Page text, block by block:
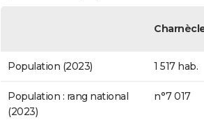
Population (2023) 1 517 hab.
Population : rang national
(2023)
n°7 017